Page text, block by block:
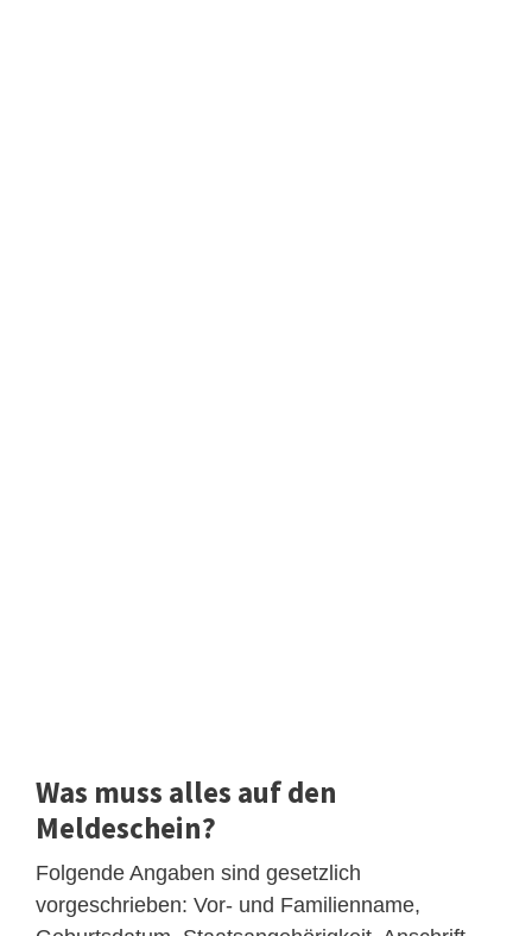
Was muss alles auf den
Meldeschein?
Folgende Angaben sind gesetzlich
vorgeschrieben: Vor- und Familienname,